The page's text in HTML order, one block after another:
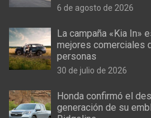
6 de agosto de 2026
La campaña «Kia In»
mejores comerciales
personas
30 de julio de 2026
Honda confirmó el
generación de su